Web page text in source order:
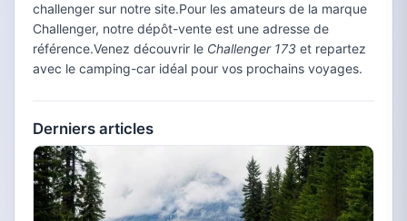
challenger sur notre site.Pour les amateurs de la marque
Challenger, notre dépôt-vente est une adresse de
référence.Venez découvrir le Challenger 173 et repartez
avec le camping-car idéal pour vos prochains voyages.
Derniers articles